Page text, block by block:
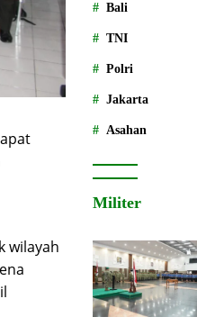
wilayah
Bali
TNI
Polri
Jakarta
Asahan
Militer